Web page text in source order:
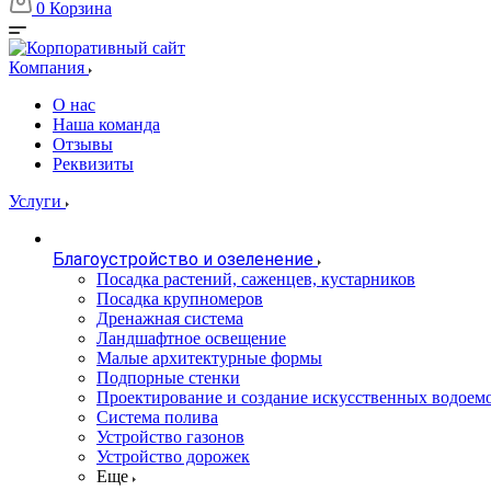
0 Корзина
Компания
О нас
Наша команда
Отзывы
Реквизиты
Услуги
Благоустройство и озеленение
Посадка растений, саженцев, кустарников
Посадка крупномеров
Дренажная система
Ландшафтное освещение
Малые архитектурные формы
Подпорные стенки
Проектирование и создание искусственных
Система полива
Устройство газонов
Устройство дорожек
Еще